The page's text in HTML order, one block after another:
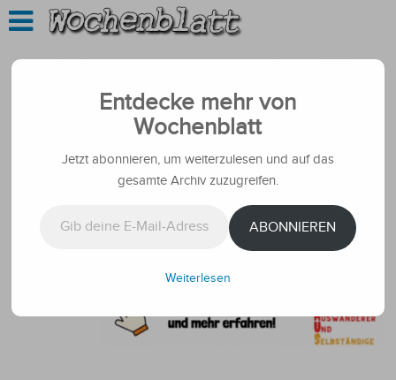
Entdecke mehr von
Wochenblatt
Jetzt abonnieren, um weiterzulesen und auf das
gesamte Archiv zuzugreifen.
ABONNIEREN
Weiterlesen